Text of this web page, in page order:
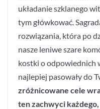
układanie szklanego
tym główkować.
rozwiązania, która po
nasze leniwe szare
kostki o odpowiednich
najlepiej pasowały do
zróżnicowane cele
ten zachwyci